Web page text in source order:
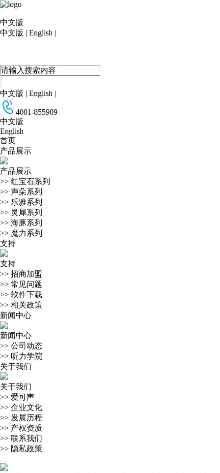
中文版
中文版 | English |
中文版 | English |
4001-855909
中文版
English
首页
产品展示
产品展示
>> 红宝石系列
>> 声朵系列
>> 乐雅系列
>> 灵犀系列
>> 海豚系列
>> 魔力系列
支持
支持
>> 招商加盟
>> 常见问题
>> 软件下载
>> 相关政策
新闻中心
新闻中心
>> 公司动态
>> 听力学院
关于我们
关于我们
>> 爱可声
>> 企业文化
>> 发展历程
>> 产权资质
>> 联系我们
>> 隐私政策